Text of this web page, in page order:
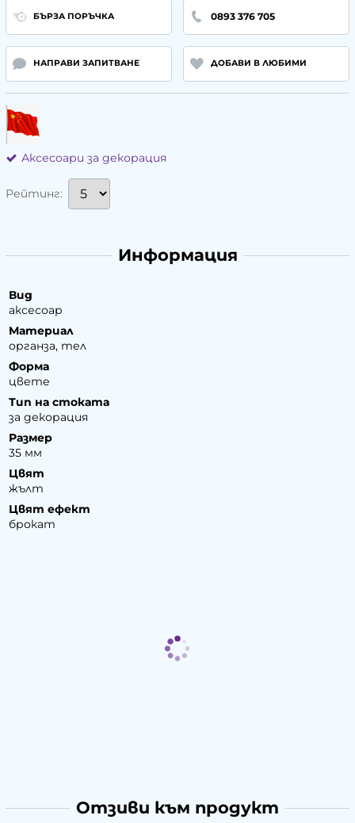
БЪРЗА ПОРЪЧКА 0893 376 705
НАПРАВИ ЗАПИТВАНЕ ДОБАВИ В ЛЮБИМИ
Аксесоари за декорация
Рейтинг:
Информация
Вид
аксесоар
Материал
органза, тел
Форма
цвете
Тип на стоката
за декорация
Размер
35 мм
Цвят
жълт
Цвят ефект
брокат
Отзиви към продукт